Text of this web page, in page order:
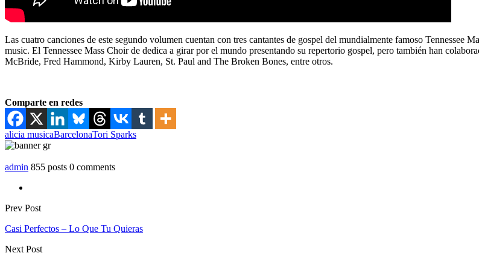
Las cuatro canciones de este segundo volumen cuentan con tres cantantes de gospel del mundialmente famoso Tennessee
music. El Tennessee Mass Choir de dedica a girar por el mundo presentando su repertorio gospel, pero también han
McBride, Fred Hammond, Kirby Lauren, St. Paul and The Broken Bones, entre otros.
Comparte en redes
alicia musicaBarcelonaTori Sparks
admin 855 posts 0 comments
Prev Post
Casi Perfectos – Lo Que Tu Quieras
Next Post